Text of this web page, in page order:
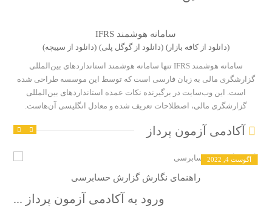
سامانه هوشمند IFRS
(دانلود از کافه بازار) (دانلود از گوگل پلی) (دانلود از سیبچه)
سامانه هوشمند IFRS تنها سامانه هوشمند استاندارد‌های بین‌المللی
گزارشگری مالی به زبان فارسی است که توسط این موسسه طراحی شده
است. این وب‌سایت در برگیرنده نکات عمده استاندارد‌های بین‌المللی
گزارشگری مالی، اصطلاحات تعریف شده و معادل انگلیسی آن‌هاست.
آکادمی آزمون پرداز
آگوست 4, 2022
راهنمای نگارش گزارش حسابرسی
ورود به آکادمی آزمون پرداز ...